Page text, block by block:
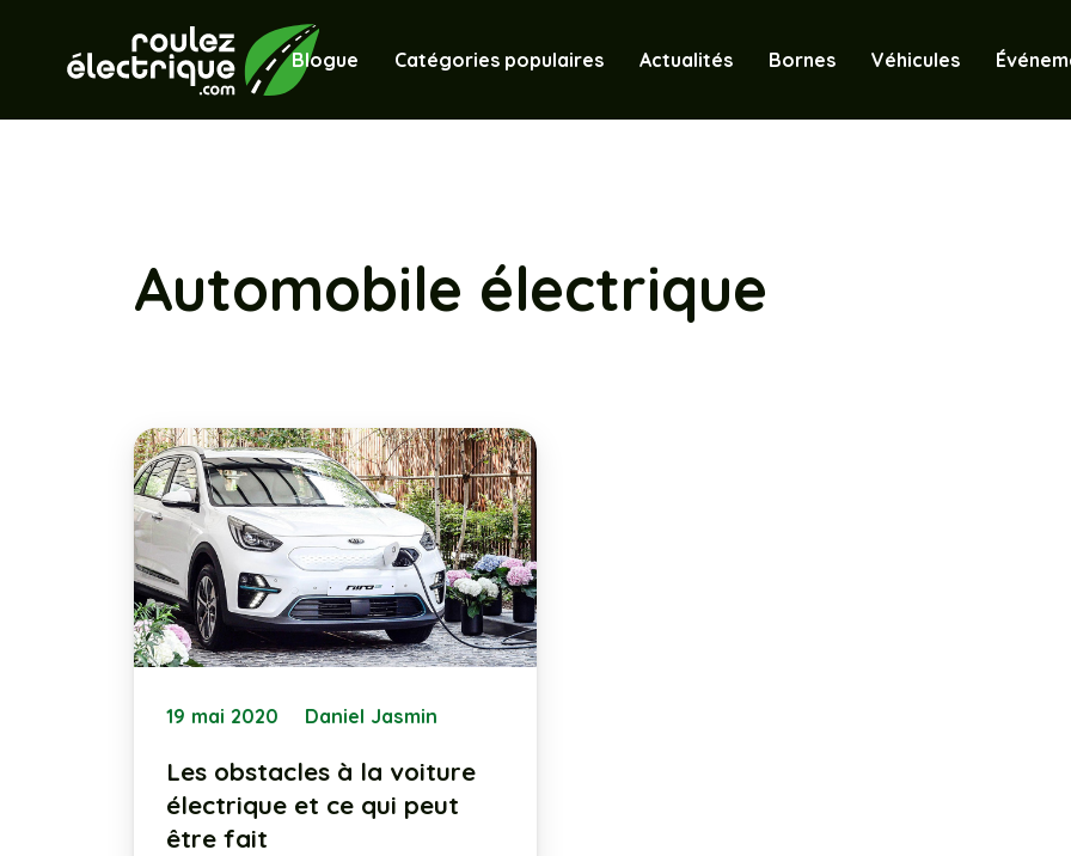
Blogue Catégories populaires Actualités Bornes Véhicules
Automobile électrique
19 mai 2020 Daniel Jasmin
Les obstacles à la voiture
électrique et ce qui peut
être fait